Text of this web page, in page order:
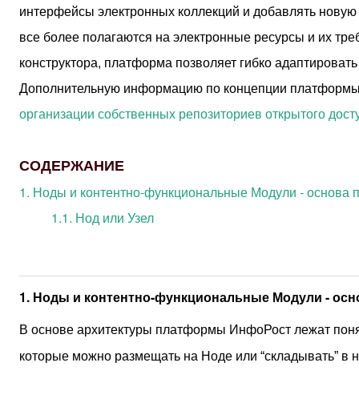
интерфейсы электронных коллекций и добавлять
все более полагаются на электронные ресурсы и их
конструктора, платформа позволяет гибко
Дополнительную информацию по концепции
организации собственных репозиториев открытого
СОДЕРЖАНИЕ
1. Ноды и контентно-функциональные Модули - основа
1.1. Нод или Узел
1. Ноды и контентно-функциональные Модули -
В основе архитектуры платформы ИнфоРост лежат
которые можно размещать на Ноде или “складывать” в